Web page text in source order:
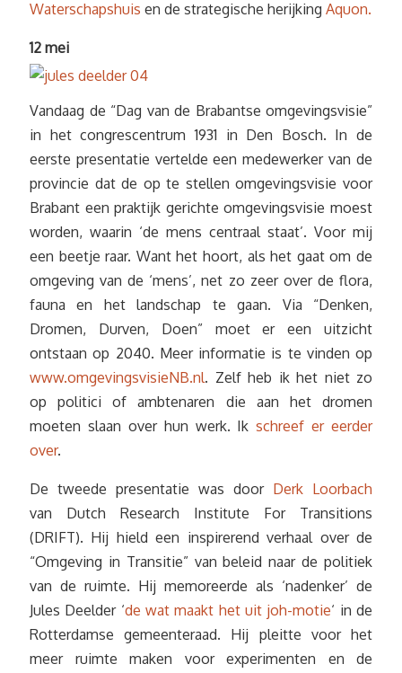
Waterschapshuis en de strategische herijking Aquon.
12 mei
Vandaag de “Dag van de Brabantse omgevingsvisie”
in het congrescentrum 1931 in Den Bosch. In de
eerste presentatie vertelde een medewerker van de
provincie dat de op te stellen omgevingsvisie voor
Brabant een praktijk gerichte omgevingsvisie moest
worden, waarin ‘de mens centraal staat’. Voor mij
een beetje raar. Want het hoort, als het gaat om de
omgeving van de ‘mens’, net zo zeer over de flora,
fauna en het landschap te gaan. Via “Denken,
Dromen, Durven, Doen” moet er een uitzicht
ontstaan op 2040. Meer informatie is te vinden op
www.omgevingsvisieNB.nl. Zelf heb ik het niet zo
op politici of ambtenaren die aan het dromen
moeten slaan over hun werk. Ikschreef er eerder
over.
De tweede presentatie was door Derk Loorbach
van Dutch Research Institute For Transitions
(DRIFT). Hij hield een inspirerend verhaal over de
“Omgeving in Transitie” van beleid naar de politiek
van de ruimte. Hij memoreerde als ‘nadenker’ de
Jules Deelder ‘de wat maakt het uit joh-motie‘ in de
Rotterdamse gemeenteraad. Hij pleitte voor het
meer ruimte maken voor experimenten en de